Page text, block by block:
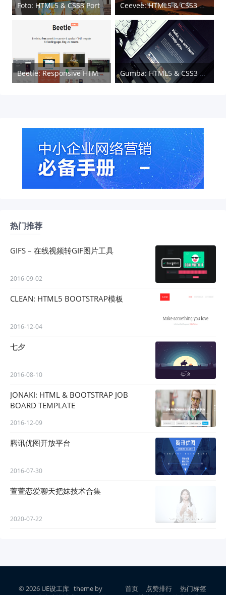
Foto: HTML5 & CSS3 Portfolio Template Ceevee: HTML5 & CSS3 Portfolio Template
Beetle: Responsive HTML & CSS Template Gumba: HTML5 & CSS3 Single Page Web Template
热门推荐
GIFS – 在线视频转GIF图片工具
2016-09-02
CLEAN: HTML5 BOOTSTRAP模板
2016-12-04
七夕
2016-08-10
JONAKI: HTML & BOOTSTRAP JOB
BOARD TEMPLATE
2016-12-09
腾讯优图开放平台
2016-07-30
萱萱恋爱聊天把妹技术合集
2020-07-22
© 2026 UE设工库 theme by
首页 点赞排行
热门标签